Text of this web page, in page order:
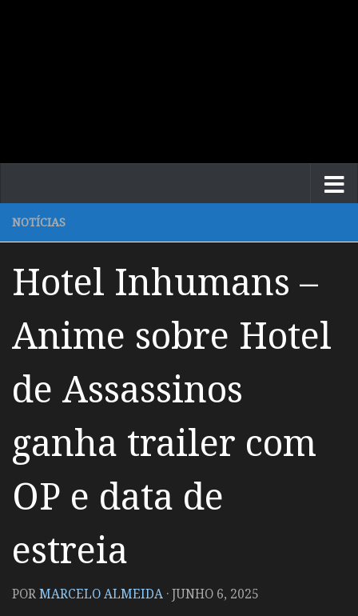
NOTÍCIAS
Hotel Inhumans –
Anime sobre Hotel
de Assassinos
ganha trailer com
OP e data de
estreia
PORMARCELO ALMEIDA ·JUNHO 6, 2025